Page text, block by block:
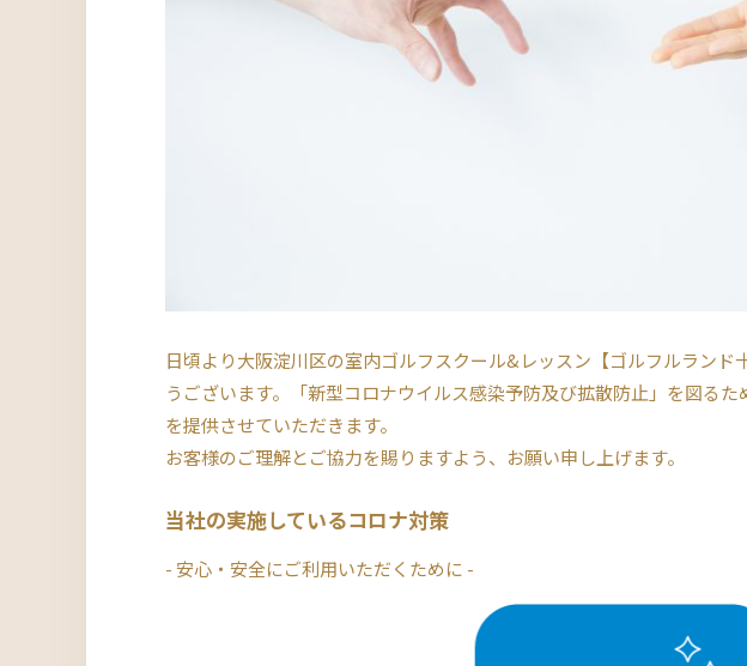
日頃より大阪淀川区の室内ゴルフスクール&レッスン【ゴルフルランド
うございます。「新型コロナウイルス感染予防及び拡散防止」を図る
を提供させていただきます。
お客様のご理解とご協力を賜りますよう、お願い申し上げます。
当社の実施しているコロナ対策
- 安心・安全にご利用いただくために -